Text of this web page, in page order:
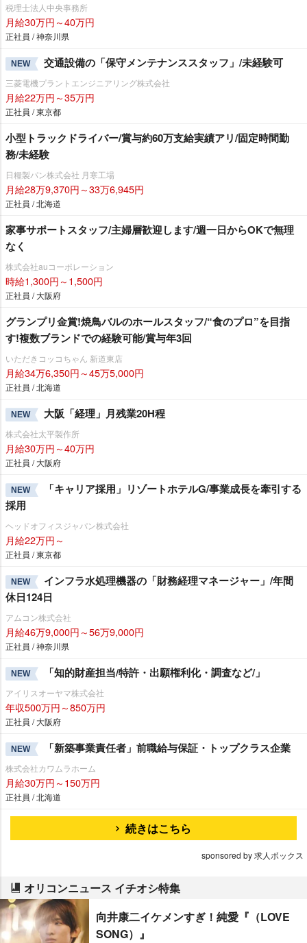
税理士法人中央事務所
月給30万円～40万円
正社員 / 神奈川県
NEW 交通設備の「保守メンテナンススタッフ」/未経験可
三菱電機プラントエンジニアリング株式会社
月給22万円～35万円
正社員 / 東京都
小型トラックドライバー/賞与約60万支給実績アリ/固定時間勤
務/未経験
日糧製パン株式会社 月寒工場
月給28万9,370円～33万6,945円
正社員 / 北海道
家事サポートスタッフ/主婦層歓迎します/週一日からOKで無理
なく
株式会社auコーポレーション
時給1,300円～1,500円
正社員 / 大阪府
グランプリ金賞!焼鳥バルのホールスタッフ/“食のプロ”を目指
す!複数ブランドでの経験可能/賞与年3回
いただきコッコちゃん 新道東店
月給34万6,350円～45万5,000円
正社員 / 北海道
NEW 大阪「経理」月残業20H程
株式会社太平製作所
月給30万円～40万円
正社員 / 大阪府
NEW
「キャリア採用」リゾートホテルG/事業成長を牽引する
採用
ヘッドオフィスジャパン株式会社
月給22万円～
正社員 / 東京都
NEW
インフラ水処理機器の「財務経理マネージャー」/年間
休日124日
アムコン株式会社
月給46万9,000円～56万9,000円
正社員 / 神奈川県
NEW 「知的財産担当/特許・出願権利化・調査など/」
アイリスオーヤマ株式会社
年収500万円～850万円
正社員 / 大阪府
NEW 「新築事業責任者」前職給与保証・トップクラス企業
株式会社カワムラホーム
月給30万円～150万円
正社員 / 北海道
続きはこちら
sponsored by 求人ボックス
オリコンニュース イチオシ特集
向井康二イケメンすぎ！純愛『（LOVE
SONG）』